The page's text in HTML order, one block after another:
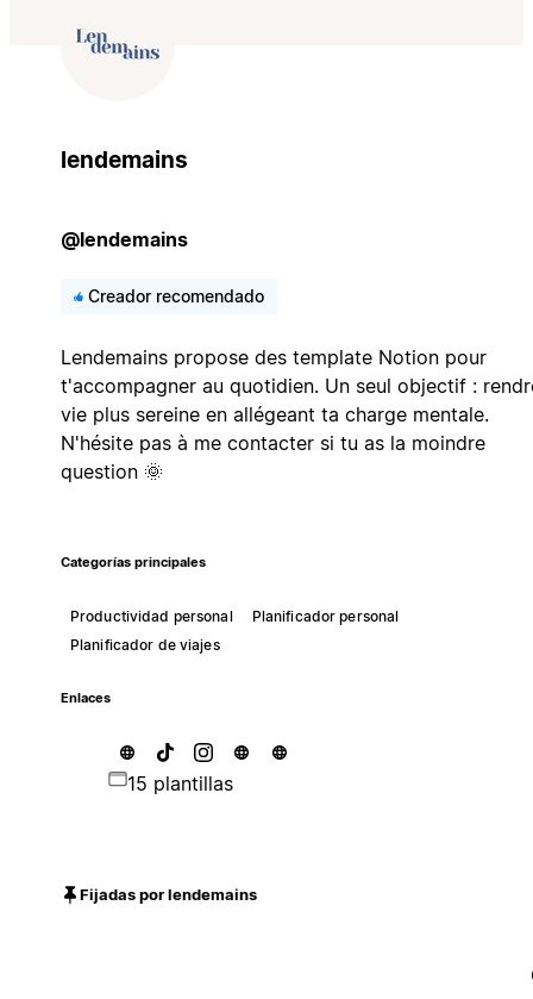
lendemains
@lendemains
Creador recomendado
Lendemains propose des template Notion pour
t'accompagner au quotidien. Un seul objectif :
vie plus sereine en allégeant ta charge mentale.
N'hésite pas à me contacter si tu as la moindre
question 🌞
Categorías principales
Productividad personal
Planificador personal
Planificador de viajes
Enlaces
15 plantillas
Fijadas por lendemains